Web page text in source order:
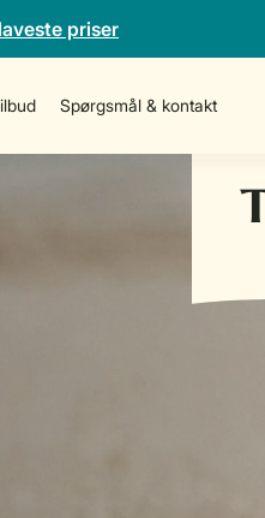
priser
Spørgsmål & kontakt